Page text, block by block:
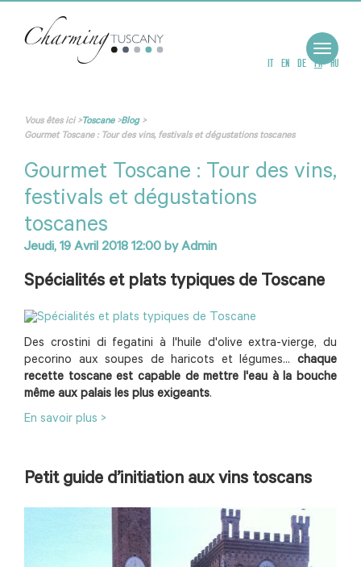
IT EN DE FR RU
Toggle
Vous êtes ici>Toscane>Blog>
Gourmet Toscane : Tour des vins, festivals et dégustations toscanes
Gourmet Toscane : Tour des vins,
festivals et dégustations
toscanes
Jeudi, 19 Avril 2018 12:00 byAdmin
Spécialités et plats typiques de Toscane
Des crostini di fegatini à l'huile d'olive extra-vierge, du
pecorino aux soupes de haricots et légumes... chaque
recette toscane est capable de mettre l'eau à la bouche
même aux palais les plus exigeants.
En savoir plus >
Petit guide d’initiation aux vins toscans